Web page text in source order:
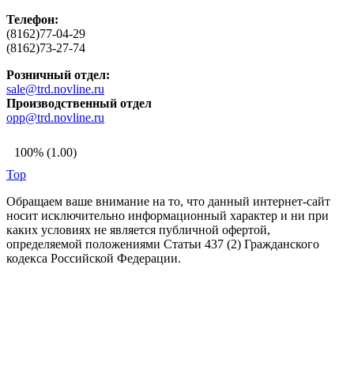
Телефон:
(8162)77-04-29
(8162)73-27-74
Розничный отдел:
sale@trd.novline.ru
Производственный отдел
opp@trd.novline.ru
100% (1.00)
Top
Обращаем ваше внимание на то, что данный интернет-сайт
носит исключительно информационный характер и ни при
каких условиях не является публичной офертой,
определяемой положениями Статьи 437 (2) Гражданского
кодекса Российской Федерации.